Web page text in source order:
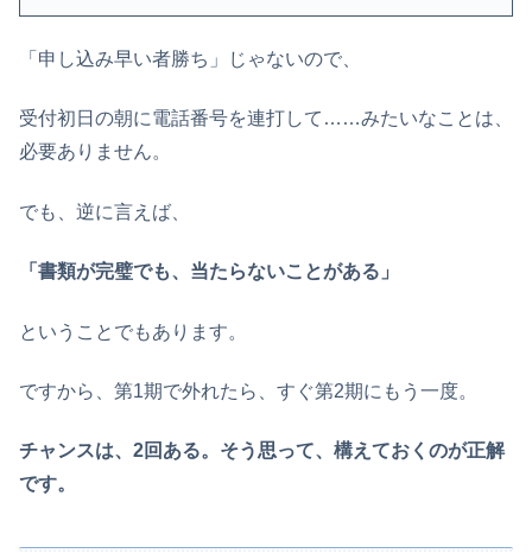
「申し込み早い者勝ち」じゃないので、
受付初日の朝に電話番号を連打して……みたいなことは、
必要ありません。
でも、逆に言えば、
「書類が完璧でも、当たらないことがある」
ということでもあります。
ですから、第1期で外れたら、すぐ第2期にもう一度。
チャンスは、2回ある。そう思って、構えておくのが正解
です。